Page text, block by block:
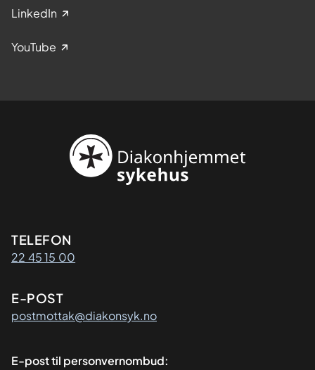
LinkedIn
YouTube
Kontaktinformasjon
TELEFON
22 45 15 00
E-POST
postmottak@diakonsyk.no
E-post til personvernombud: